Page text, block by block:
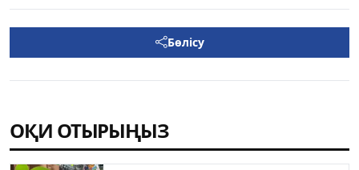
Бөлісу
ОҚИ ОТЫРЫҢЫЗ